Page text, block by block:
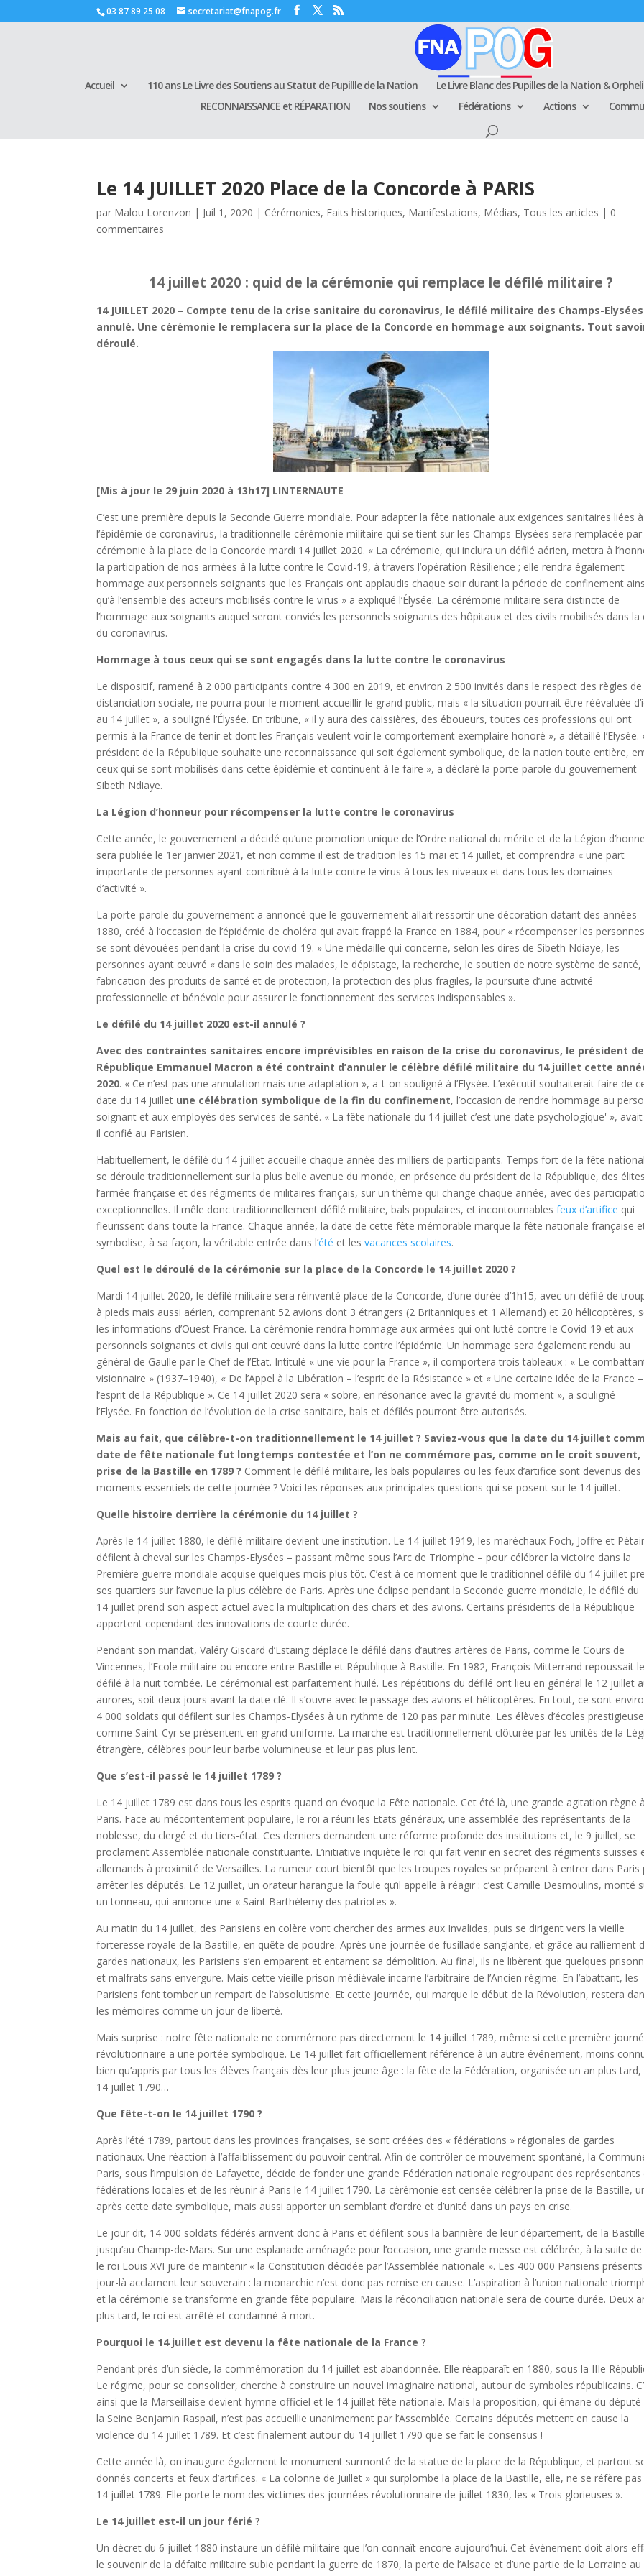
03 87 89 25 08 secretariat@fnapog.fr
Accueil 110 ans Le Livre des Soutiens au Statut de Pupillle de la Nation Le Livre Blanc des Pupilles de la Nation &
RECONNAISSANCE et RÉPARATION
Nos soutiens Fédérations Actions
Le 14 JUILLET 2020 Place de la Concorde à PARIS
par Malou Lorenzon | Juil 1, 2020 | Cérémonies, Faits historiques, Manifestations, Médias, Tous les articles | 0
commentaires
14 juillet 2020 : quid de la cérémonie qui remplace le défilé militaire ?
14 JUILLET 2020 – Compte tenu de la crise sanitaire du coronavirus, le défilé militaire des Champs-
annulé. Une cérémonie le remplacera sur la place de la Concorde en hommage aux soignants. Tout
déroulé.
[Mis à jour le 29 juin 2020 à 13h17] LINTERNAUTE
C’est une première depuis la Seconde Guerre mondiale. Pour adapter la fête nationale aux exigences sanitaires liées à
l’épidémie de coronavirus, la traditionnelle cérémonie militaire qui se tient sur les Champs-Elysées sera remplacée par
cérémonie à la place de la Concorde mardi 14 juillet 2020. « La cérémonie, qui inclura un défilé aérien, mettra à
la participation de nos armées à la lutte contre le Covid-19, à travers l’opération Résilience ; elle rendra également
hommage aux personnels soignants que les Français ont applaudis chaque soir durant la période de confinement
qu’à l’ensemble des acteurs mobilisés contre le virus » a expliqué l’Élysée. La cérémonie militaire sera distincte de
l’hommage aux soignants auquel seront conviés les personnels soignants des hôpitaux et des civils mobilisés dans la
du coronavirus.
Hommage à tous ceux qui se sont engagés dans la lutte contre le coronavirus
Le dispositif, ramené à 2 000 participants contre 4 300 en 2019, et environ 2 500 invités dans le respect des règles de
distanciation sociale, ne pourra pour le moment accueillir le grand public, mais « la situation pourrait être réévaluée
au 14 juillet », a souligné l’Élysée. En tribune, « il y aura des caissières, des éboueurs, toutes ces professions qui ont
permis à la France de tenir et dont les Français veulent voir le comportement exemplaire honoré », a détaillé l’Elysée.
président de la République souhaite une reconnaissance qui soit également symbolique, de la nation toute entière,
ceux qui se sont mobilisés dans cette épidémie et continuent à le faire », a déclaré la porte-parole du gouvernement
Sibeth Ndiaye.
La Légion d’honneur pour récompenser la lutte contre le coronavirus
Cette année, le gouvernement a décidé qu’une promotion unique de l’Ordre national du mérite et de la Légion
sera publiée le 1er janvier 2021, et non comme il est de tradition les 15 mai et 14 juillet, et comprendra « une part
importante de personnes ayant contribué à la lutte contre le virus à tous les niveaux et dans tous les domaines
d’activité ».
La porte-parole du gouvernement a annoncé que le gouvernement allait ressortir une décoration datant des années
1880, créé à l’occasion de l’épidémie de choléra qui avait frappé la France en 1884, pour « récompenser les
se sont dévouées pendant la crise du covid-19. » Une médaille qui concerne, selon les dires de Sibeth Ndiaye, les
personnes ayant œuvré « dans le soin des malades, le dépistage, la recherche, le soutien de notre système de santé,
fabrication des produits de santé et de protection, la protection des plus fragiles, la poursuite d’une activité
professionnelle et bénévole pour assurer le fonctionnement des services indispensables ».
Le défilé du 14 juillet 2020 est-il annulé ?
Avec des contraintes sanitaires encore imprévisibles en raison de la crise du coronavirus, le président
République Emmanuel Macron a été contraint d’annuler le célèbre défilé militaire du 14 juillet cette
2020. « Ce n’est pas une annulation mais une adaptation », a-t-on souligné à l’Elysée. L’exécutif souhaiterait faire de
date du 14 juillet une célébration symbolique de la fin du confinement, l’occasion de rendre hommage au
soignant et aux employés des services de santé. « La fête nationale du 14 juillet c’est une date psychologique' »,
il confié au Parisien.
Habituellement, le défilé du 14 juillet accueille chaque année des milliers de participants. Temps fort de la fête
se déroule traditionnellement sur la plus belle avenue du monde, en présence du président de la République, des
l’armée française et des régiments de militaires français, sur un thème qui change chaque année, avec des
exceptionnelles. Il mêle donc traditionnellement défilé militaire, bals populaires, et incontournablesfeux d’artifice qui
fleurissent dans toute la France. Chaque année, la date de cette fête mémorable marque la fête nationale française
symbolise, à sa façon, la véritable entrée dans l’été et lesvacances scolaires.
Quel est le déroulé de la cérémonie sur la place de la Concorde le 14 juillet 2020 ?
Mardi 14 juillet 2020, le défilé militaire sera réinventé place de la Concorde, d’une durée d’1h15, avec un défilé de
à pieds mais aussi aérien, comprenant 52 avions dont 3 étrangers (2 Britanniques et 1 Allemand) et 20 hélicoptères,
les informations d’Ouest France. La cérémonie rendra hommage aux armées qui ont lutté contre le Covid-19 et aux
personnels soignants et civils qui ont œuvré dans la lutte contre l’épidémie. Un hommage sera également rendu au
général de Gaulle par le Chef de l’Etat. Intitulé « une vie pour la France », il comportera trois tableaux : « Le
visionnaire » (1937–1940), « De l’Appel à la Libération – l’esprit de la Résistance » et « Une certaine idée de la France –
l’esprit de la République ». Ce 14 juillet 2020 sera « sobre, en résonance avec la gravité du moment », a souligné
l’Elysée. En fonction de l’évolution de la crise sanitaire, bals et défilés pourront être autorisés.
Mais au fait, que célèbre-t-on traditionnellement le 14 juillet ? Saviez-vous que la date du 14 juillet
date de fête nationale fut longtemps contestée et l’on ne commémore pas, comme on le croit souvent,
prise de la Bastille en 1789 ? Comment le défilé militaire, les bals populaires ou les feux d’artifice sont devenus des
moments essentiels de cette journée ? Voici les réponses aux principales questions qui se posent sur le 14 juillet.
Quelle histoire derrière la cérémonie du 14 juillet ?
Après le 14 juillet 1880, le défilé militaire devient une institution. Le 14 juillet 1919, les maréchaux Foch, Joffre et
défilent à cheval sur les Champs-Elysées – passant même sous l’Arc de Triomphe – pour célébrer la victoire dans la
Première guerre mondiale acquise quelques mois plus tôt. C’est à ce moment que le traditionnel défilé du 14 juillet
ses quartiers sur l’avenue la plus célèbre de Paris. Après une éclipse pendant la Seconde guerre mondiale, le défilé du
14 juillet prend son aspect actuel avec la multiplication des chars et des avions. Certains présidents de la République
apportent cependant des innovations de courte durée.
Pendant son mandat, Valéry Giscard d’Estaing déplace le défilé dans d’autres artères de Paris, comme le Cours de
Vincennes, l’Ecole militaire ou encore entre Bastille et République à Bastille. En 1982, François Mitterrand repoussait le
défilé à la nuit tombée. Le cérémonial est parfaitement huilé. Les répétitions du défilé ont lieu en général le 12 juillet
aurores, soit deux jours avant la date clé. Il s’ouvre avec le passage des avions et hélicoptères. En tout, ce sont
4 000 soldats qui défilent sur les Champs-Elysées à un rythme de 120 pas par minute. Les élèves d’écoles
comme Saint-Cyr se présentent en grand uniforme. La marche est traditionnellement clôturée par les unités de la
étrangère, célèbres pour leur barbe volumineuse et leur pas plus lent.
Que s’est-il passé le 14 juillet 1789 ?
Le 14 juillet 1789 est dans tous les esprits quand on évoque la Fête nationale. Cet été là, une grande agitation règne à
Paris. Face au mécontentement populaire, le roi a réuni les Etats généraux, une assemblée des représentants de la
noblesse, du clergé et du tiers-état. Ces derniers demandent une réforme profonde des institutions et, le 9 juillet, se
proclament Assemblée nationale constituante. L’initiative inquiète le roi qui fait venir en secret des régiments suisses
allemands à proximité de Versailles. La rumeur court bientôt que les troupes royales se préparent à entrer dans Paris
arrêter les députés. Le 12 juillet, un orateur harangue la foule qu’il appelle à réagir : c’est Camille Desmoulins, monté
un tonneau, qui annonce une « Saint Barthélemy des patriotes ».
Au matin du 14 juillet, des Parisiens en colère vont chercher des armes aux Invalides, puis se dirigent vers la vieille
forteresse royale de la Bastille, en quête de poudre. Après une journée de fusillade sanglante, et grâce au ralliement
gardes nationaux, les Parisiens s’en emparent et entament sa démolition. Au final, ils ne libèrent que quelques
et malfrats sans envergure. Mais cette vieille prison médiévale incarne l’arbitraire de l’Ancien régime. En l’abattant, les
Parisiens font tomber un rempart de l’absolutisme. Et cette journée, qui marque le début de la Révolution, restera
les mémoires comme un jour de liberté.
Mais surprise : notre fête nationale ne commémore pas directement le 14 juillet 1789, même si cette première
révolutionnaire a une portée symbolique. Le 14 juillet fait officiellement référence à un autre événement, moins
bien qu’appris par tous les élèves français dès leur plus jeune âge : la fête de la Fédération, organisée un an plus tard,
14 juillet 1790…
Que fête-t-on le 14 juillet 1790 ?
Après l’été 1789, partout dans les provinces françaises, se sont créées des « fédérations » régionales de gardes
nationaux. Une réaction à l’affaiblissement du pouvoir central. Afin de contrôler ce mouvement spontané, la
Paris, sous l’impulsion de Lafayette, décide de fonder une grande Fédération nationale regroupant des représentants
fédérations locales et de les réunir à Paris le 14 juillet 1790. La cérémonie est censée célébrer la prise de la Bastille,
après cette date symbolique, mais aussi apporter un semblant d’ordre et d’unité dans un pays en crise.
Le jour dit, 14 000 soldats fédérés arrivent donc à Paris et défilent sous la bannière de leur département, de la Bastille
jusqu’au Champ-de-Mars. Sur une esplanade aménagée pour l’occasion, une grande messe est célébrée, à la suite
le roi Louis XVI jure de maintenir « la Constitution décidée par l’Assemblée nationale ». Les 400 000 Parisiens
jour-là acclament leur souverain : la monarchie n’est donc pas remise en cause. L’aspiration à l’union nationale
et la cérémonie se transforme en grande fête populaire. Mais la réconciliation nationale sera de courte durée. Deux
plus tard, le roi est arrêté et condamné à mort.
Pourquoi le 14 juillet est devenu la fête nationale de la France ?
Pendant près d’un siècle, la commémoration du 14 juillet est abandonnée. Elle réapparaît en 1880, sous la IIIe
Le régime, pour se consolider, cherche à construire un nouvel imaginaire national, autour de symboles républicains.
ainsi que la Marseillaise devient hymne officiel et le 14 juillet fête nationale. Mais la proposition, qui émane du député
la Seine Benjamin Raspail, n’est pas accueillie unanimement par l’Assemblée. Certains députés mettent en cause la
violence du 14 juillet 1789. Et c’est finalement autour du 14 juillet 1790 que se fait le consensus !
Cette année là, on inaugure également le monument surmonté de la statue de la place de la République, et partout
donnés concerts et feux d’artifices. « La colonne de Juillet » qui surplombe la place de la Bastille, elle, ne se réfère pas
14 juillet 1789. Elle porte le nom des victimes des journées révolutionnaire de juillet 1830, les « Trois glorieuses ».
Le 14 juillet est-il un jour férié ?
Un décret du 6 juillet 1880 instaure un défilé militaire que l’on connaît encore aujourd’hui. Cet événement doit alors
le souvenir de la défaite militaire subie pendant la guerre de 1870, la perte de l’Alsace et d’une partie de la Lorraine au